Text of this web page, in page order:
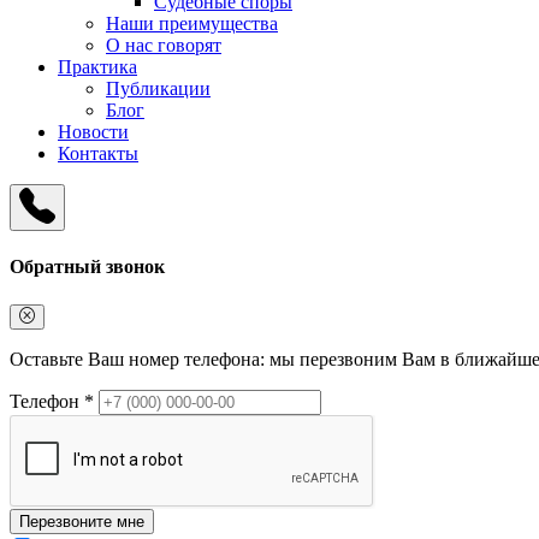
Наши преимущества
О нас говорят
Практика
Публикации
Блог
Новости
Контакты
Обратный звонок
Оставьте Ваш номер телефона: мы перезвоним Вам в
Телефон *
Перезвоните мне